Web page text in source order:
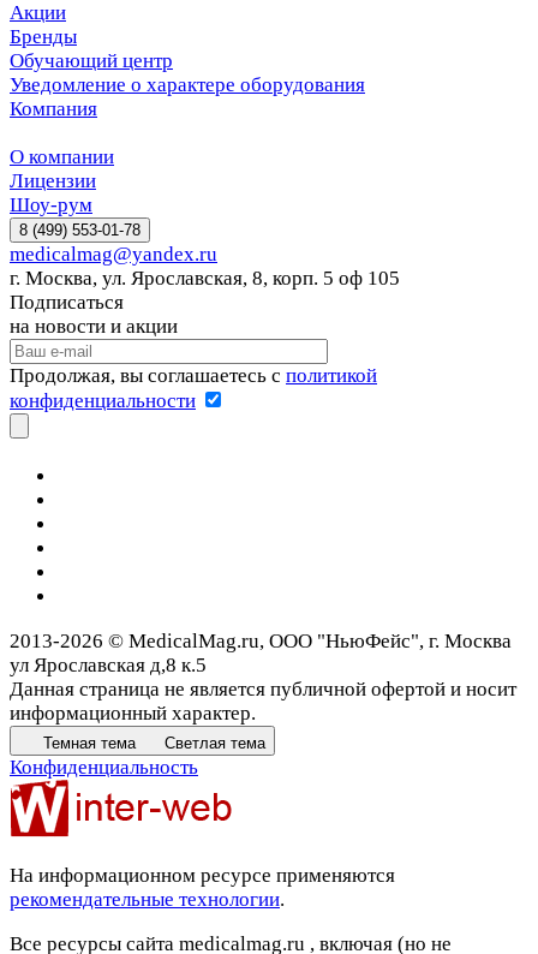
Акции
Бренды
Обучающий центр
Уведомление о характере оборудования
Компания
О компании
Лицензии
Шоу-рум
8 (499) 553-01-78
medicalmag@yandex.ru
г. Москва, ул. Ярославская, 8, корп. 5 оф 105
Подписаться
на новости и акции
Продолжая, вы соглашаетесь с политикой
конфиденциальности
2013-2026 © MedicalMag.ru, ООО "НьюФейс", г. Москва
ул Ярославская д,8 к.5
Данная страница не является публичной офертой и носит
информационный характер.
Темная тема Светлая тема
Конфиденциальность
На информационном ресурсе применяются
рекомендательные технологии.
Все ресурсы сайта medicalmag.ru , включая (но не